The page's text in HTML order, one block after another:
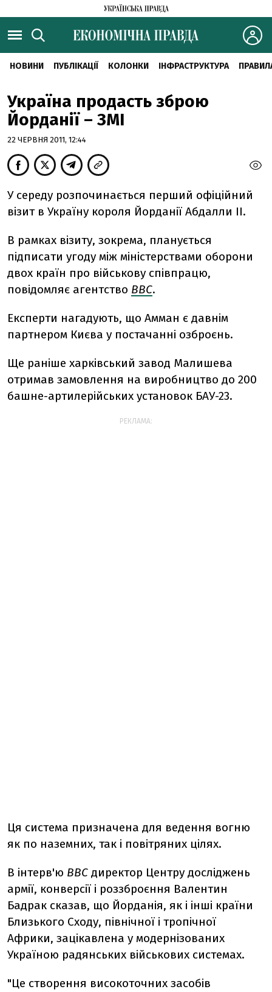
НОВИНИ ПУБЛІКАЦІЇ КОЛОНКИ ІНФРАСТРУКТУРА
Україна продасть зброю
Йорданії – ЗМІ
22 ЧЕРВНЯ 2011, 12:44
У середу розпочинається перший офіційний
візит в Україну короля Йорданії Абдалли II.
В рамках візиту, зокрема, планується
підписати угоду між міністерствами оборони
двох країн про військову співпрацю,
повідомляє агентство ВВС.
Експерти нагадують, що Амман є давнім
партнером Києва у постачанні озброєнь.
Ще раніше харківський завод Малишева
отримав замовлення на виробництво до 200
башне-артилерійських установок БАУ-23.
РЕКЛАМА:
Ця система призначена для ведення вогню
як по наземних, так і повітряних цілях.
В інтерв'ю BBC директор Центру досліджень
армії, конверсії і роззброєння Валентин
Бадрак сказав, що Йорданія, як і інші країни
Близького Сходу, північної і тропічної
Африки, зацікавлена у модернізованих
Україною радянських військових системах.
"Це створення високоточних засобів